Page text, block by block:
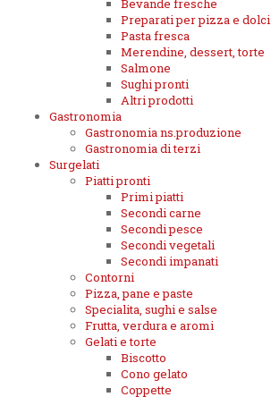
Bevande fresche
Preparati per pizza e dolci
Pasta fresca
Merendine, dessert, torte
Salmone
Sughi pronti
Altri prodotti
Gastronomia
Gastronomia ns.produzione
Gastronomia di terzi
Surgelati
Piatti pronti
Primi piatti
Secondi carne
Secondi pesce
Secondi vegetali
Secondi impanati
Contorni
Pizza, pane e paste
Specialita, sughi e salse
Frutta, verdura e aromi
Gelati e torte
Biscotto
Cono gelato
Coppette